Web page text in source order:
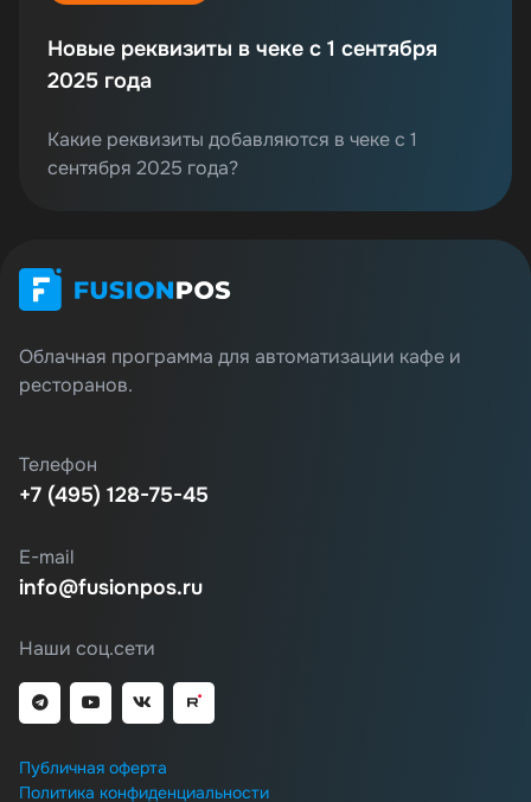
Новые реквизиты в чеке с 1 сентября
2025 года
Какие реквизиты добавляются в чеке с 1
сентября 2025 года?
Облачная программа для автоматизации кафе и
ресторанов.
Телефон
+7 (495) 128-75-45
E-mail
info@fusionpos.ru
Наши соц.сети
Публичная оферта
Политика конфиденциальности